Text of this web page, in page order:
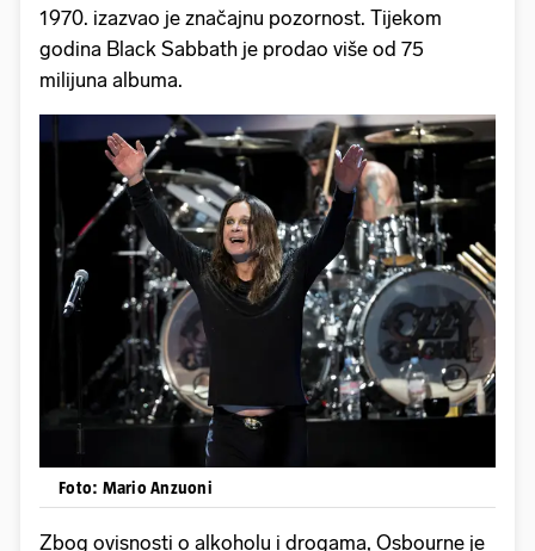
1970. izazvao je značajnu pozornost. Tijekom
godina Black Sabbath je prodao više od 75
milijuna albuma.
Foto: Mario Anzuoni
Zbog ovisnosti o alkoholu i drogama, Osbourne je